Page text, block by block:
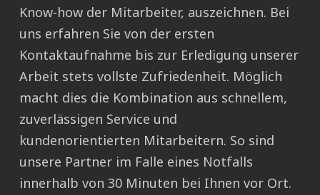
Know-how der Mitarbeiter, auszeichnen. Bei
uns erfahren Sie von der ersten
Kontaktaufnahme bis zur Erledigung unserer
Arbeit stets vollste Zufriedenheit. Möglich
macht dies die Kombination aus schnellem,
zuverlässigen Service und
kundenorientierten Mitarbeitern. So sind
unsere Partner im Falle eines Notfalls
innerhalb von 30 Minuten bei Ihnen vor Ort.